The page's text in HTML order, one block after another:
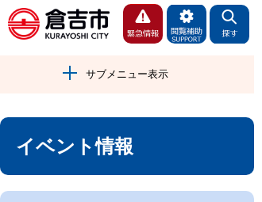
サブメニュー表示
イベント情報